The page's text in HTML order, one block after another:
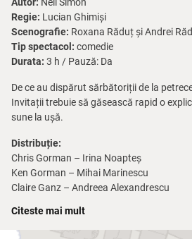
Autor: Neil Simon
Regie: Lucian Ghimiși
Scenografie: Roxana Răduț și Andrei
Tip spectacol: comedie
Durata: 3 h / Pauză: Da
De ce au dispărut sărbătoriții de la
Invitații trebuie să găsească rapid o
sune la ușă.
Distribuție:
Chris Gorman – Irina Noapteș
Ken Gorman – Mihai Marinescu
Claire Ganz – Andreea Alexandrescu
Ernie Cusack – Vlad Ianuș / Alexandru
Cookie Cusack – Raluca Ghervan
Citeste mai mult